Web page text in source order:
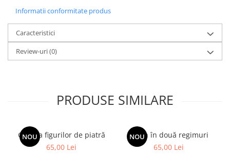
Informatii conformitate produs
Caracteristici
Review-uri(0)
PRODUSE SIMILARE
NOU
Galeria figurilor de piatră
65,00 Lei
NOU
Spion în două regimuri
65,00 Lei